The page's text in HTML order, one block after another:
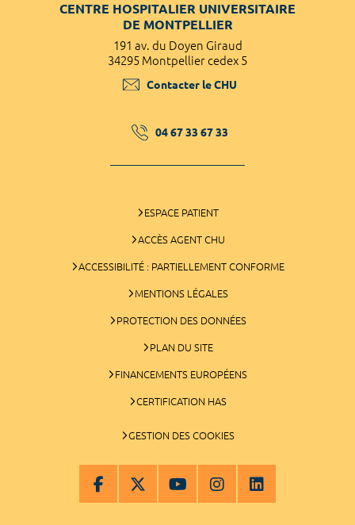
CENTRE HOSPITALIER UNIVERSITAIRE
DE MONTPELLIER
191 av. du Doyen Giraud
34295 Montpellier cedex 5
Contacter le CHU
04 67 33 67 33
ESPACE PATIENT
ACCÈS AGENT CHU
ACCESSIBILITÉ : PARTIELLEMENT CONFORME
MENTIONS LÉGALES
PROTECTION DES DONNÉES
PLAN DU SITE
FINANCEMENTS EUROPÉENS
CERTIFICATION HAS
GESTION DES COOKIES